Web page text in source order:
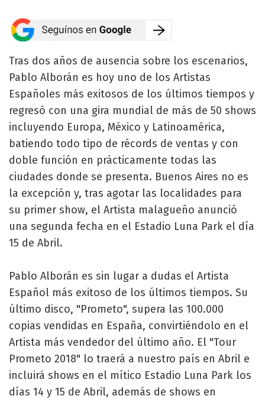
Tras dos años de ausencia sobre los escenarios,
Pablo Alborán es hoy uno de los Artistas
Españoles más exitosos de los últimos tiempos y
regresó con una gira mundial de más de 50 shows
incluyendo Europa, México y Latinoamérica,
batiendo todo tipo de récords de ventas y con
doble función en prácticamente todas las
ciudades donde se presenta. Buenos Aires no es
la excepción y, tras agotar las localidades para
su primer show, el Artista malagueño anunció
una segunda fecha en el Estadio Luna Park el día
15 de Abril.
Pablo Alborán es sin lugar a dudas el Artista
Español más exitoso de los últimos tiempos. Su
último disco, "Prometo", supera las 100.000
copias vendidas en España, convirtiéndolo en el
Artista más vendedor del último año. El "Tour
Prometo 2018" lo traerá a nuestro país en Abril e
incluirá shows en el mítico Estadio Luna Park los
días 14 y 15 de Abril, además de shows en